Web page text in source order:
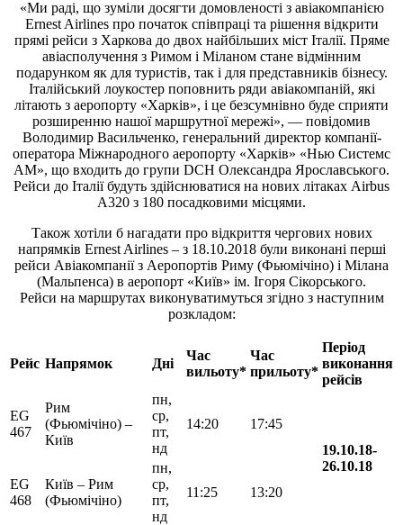
«Ми раді, що зуміли досягти домовленості з авіакомпанією
Ernest Airlines про початок співпраці та рішення відкрити
прямі рейси з Харкова до двох найбільших міст Італії. Пряме
авіасполучення з Римом і Міланом стане відмінним
подарунком як для туристів, так і для представників бізнесу.
Італійський лоукостер поповнить ряди авіакомпаній, які
літають з аеропорту «Харків», і це безсумнівно буде сприяти
розширенню нашої маршрутної мережі», — повідомив
Володимир Васильченко, генеральний директор компанії-
оператора Міжнародного аеропорту «Харків» «Нью Системс
АМ», що входить до групи DCH Олександра Ярославського.
Рейси до Італії будуть здійснюватися на нових літаках Airbus
A320 з 180 посадковими місцями.
Також хотіли б нагадати про відкриття чергових нових
напрямків Ernest Airlines – з 18.10.2018 були виконані перші
рейси Авіакомпанії з Аеропортів Риму (Фьюмічіно) і Мілана
(Мальпенса) в аеропорт «Київ» ім. Ігоря Сікорського.
Рейси на маршрутах виконуватимуться згідно з наступним
розкладом:
Рейс Напрямок Дні
Час
вильоту*
Час
прильоту*
Період
виконання
рейсів
EG
467
Рим
(Фьюмічіно) –
Київ
пн,
ср,
пт,
нд
14:20
17:45
19.10.18-
26.10.18
EG
468
Київ – Рим
(Фьюмічіно)
пн,
ср,
пт,
нд
11:25 13:20